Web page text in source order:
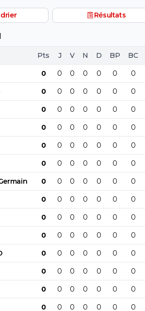
Résultats
Pts J V N D BP BC
0 0 0 0 0 0 0
0 0 0 0 0 0 0
0 0 0 0 0 0 0
0 0 0 0 0 0 0
0 0 0 0 0 0 0
0 0 0 0 0 0 0
0 0 0 0 0 0 0
0 0 0 0 0 0 0
0 0 0 0 0 0 0
0 0 0 0 0 0 0
0 0 0 0 0 0 0
0 0 0 0 0 0 0
0 0 0 0 0 0 0
0 0 0 0 0 0 0